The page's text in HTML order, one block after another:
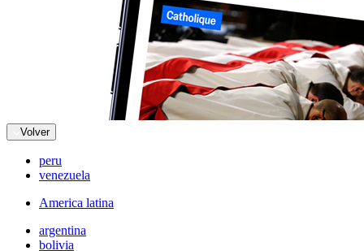
Volver
peru
venezuela
America latina
argentina
bolivia